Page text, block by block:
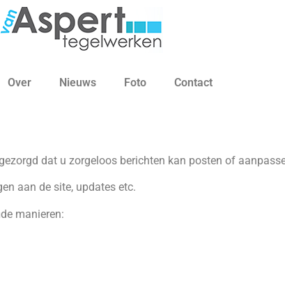
Over Nieuws Foto Contact
dat u zorgeloos berichten kan posten of
aan de site, updates etc.
manieren: